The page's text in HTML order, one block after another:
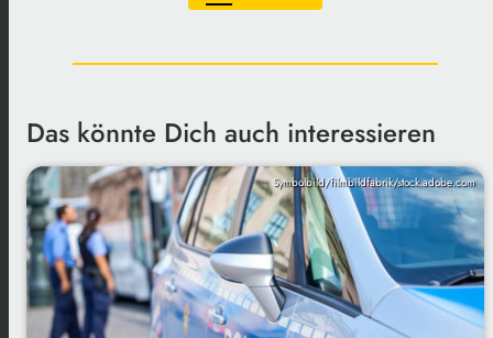
Das könnte Dich auch interessieren
Symbolbild/filmbildfabrik/stock.adobe.com